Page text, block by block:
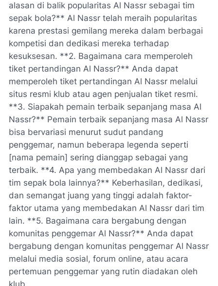
alasan di balik popularitas Al Nassr sebagai tim
sepak bola?** Al Nassr telah meraih popularitas
karena prestasi gemilang mereka dalam berbagai
kompetisi dan dedikasi mereka terhadap
kesuksesan. **2. Bagaimana cara memperoleh
tiket pertandingan Al Nassr?** Anda dapat
memperoleh tiket pertandingan Al Nassr melalui
situs resmi klub atau agen penjualan tiket resmi.
**3. Siapakah pemain terbaik sepanjang masa Al
Nassr?** Pemain terbaik sepanjang masa Al Nassr
bisa bervariasi menurut sudut pandang
penggemar, namun beberapa legenda seperti
[nama pemain] sering dianggap sebagai yang
terbaik. **4. Apa yang membedakan Al Nassr dari
tim sepak bola lainnya?** Keberhasilan, dedikasi,
dan semangat juang yang tinggi adalah faktor-
faktor utama yang membedakan Al Nassr dari tim
lain. **5. Bagaimana cara bergabung dengan
komunitas penggemar Al Nassr?** Anda dapat
bergabung dengan komunitas penggemar Al Nassr
melalui media sosial, forum online, atau acara
pertemuan penggemar yang rutin diadakan oleh
klub.